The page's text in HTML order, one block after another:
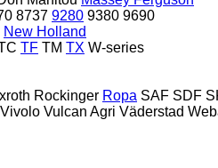
8737 9280 9380 9690
New Holland
TF TM TX W-series
Rockinger Ropa SAF SDF
Vivolo Vulcan Agri Väderstad